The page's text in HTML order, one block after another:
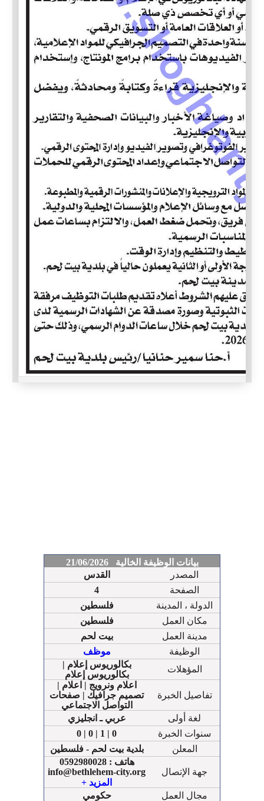
بيانات الوظيفة الخالية 21/06/2026
القدس
المصدر
4
الصفحة
فلسطين
الدولة ، المدينة
فلسطين
مكان العمل
بيت لحم
مدينة العمل
موظف
الوظيفة
بكالوريوس إعلام |
بكالوريوس إعلام
المؤهلات
اعلام ونرويج | اعلام |
تصميم جرافيك | صفحات
التواصل الاجتماعي
تفاصيل الخبرة
عربي ـ انجليزي
لغة أولى
0 | 0 | 1 | 0
سنوات الخبرة
بلدية بيت لحم - فلسطين
المعلن
هاتف : 0592980028
info@bethlehem-city.org
فلسطين
+ المزيد
جهة الإتصال
حكومي مجال العمل